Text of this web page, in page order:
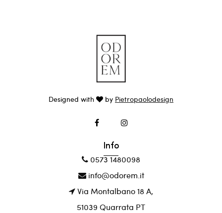
Designed with by Pietropaolodesign
Info
0573 1480098
info@odorem.it
Via Montalbano 18 A,
51039 Quarrata PT